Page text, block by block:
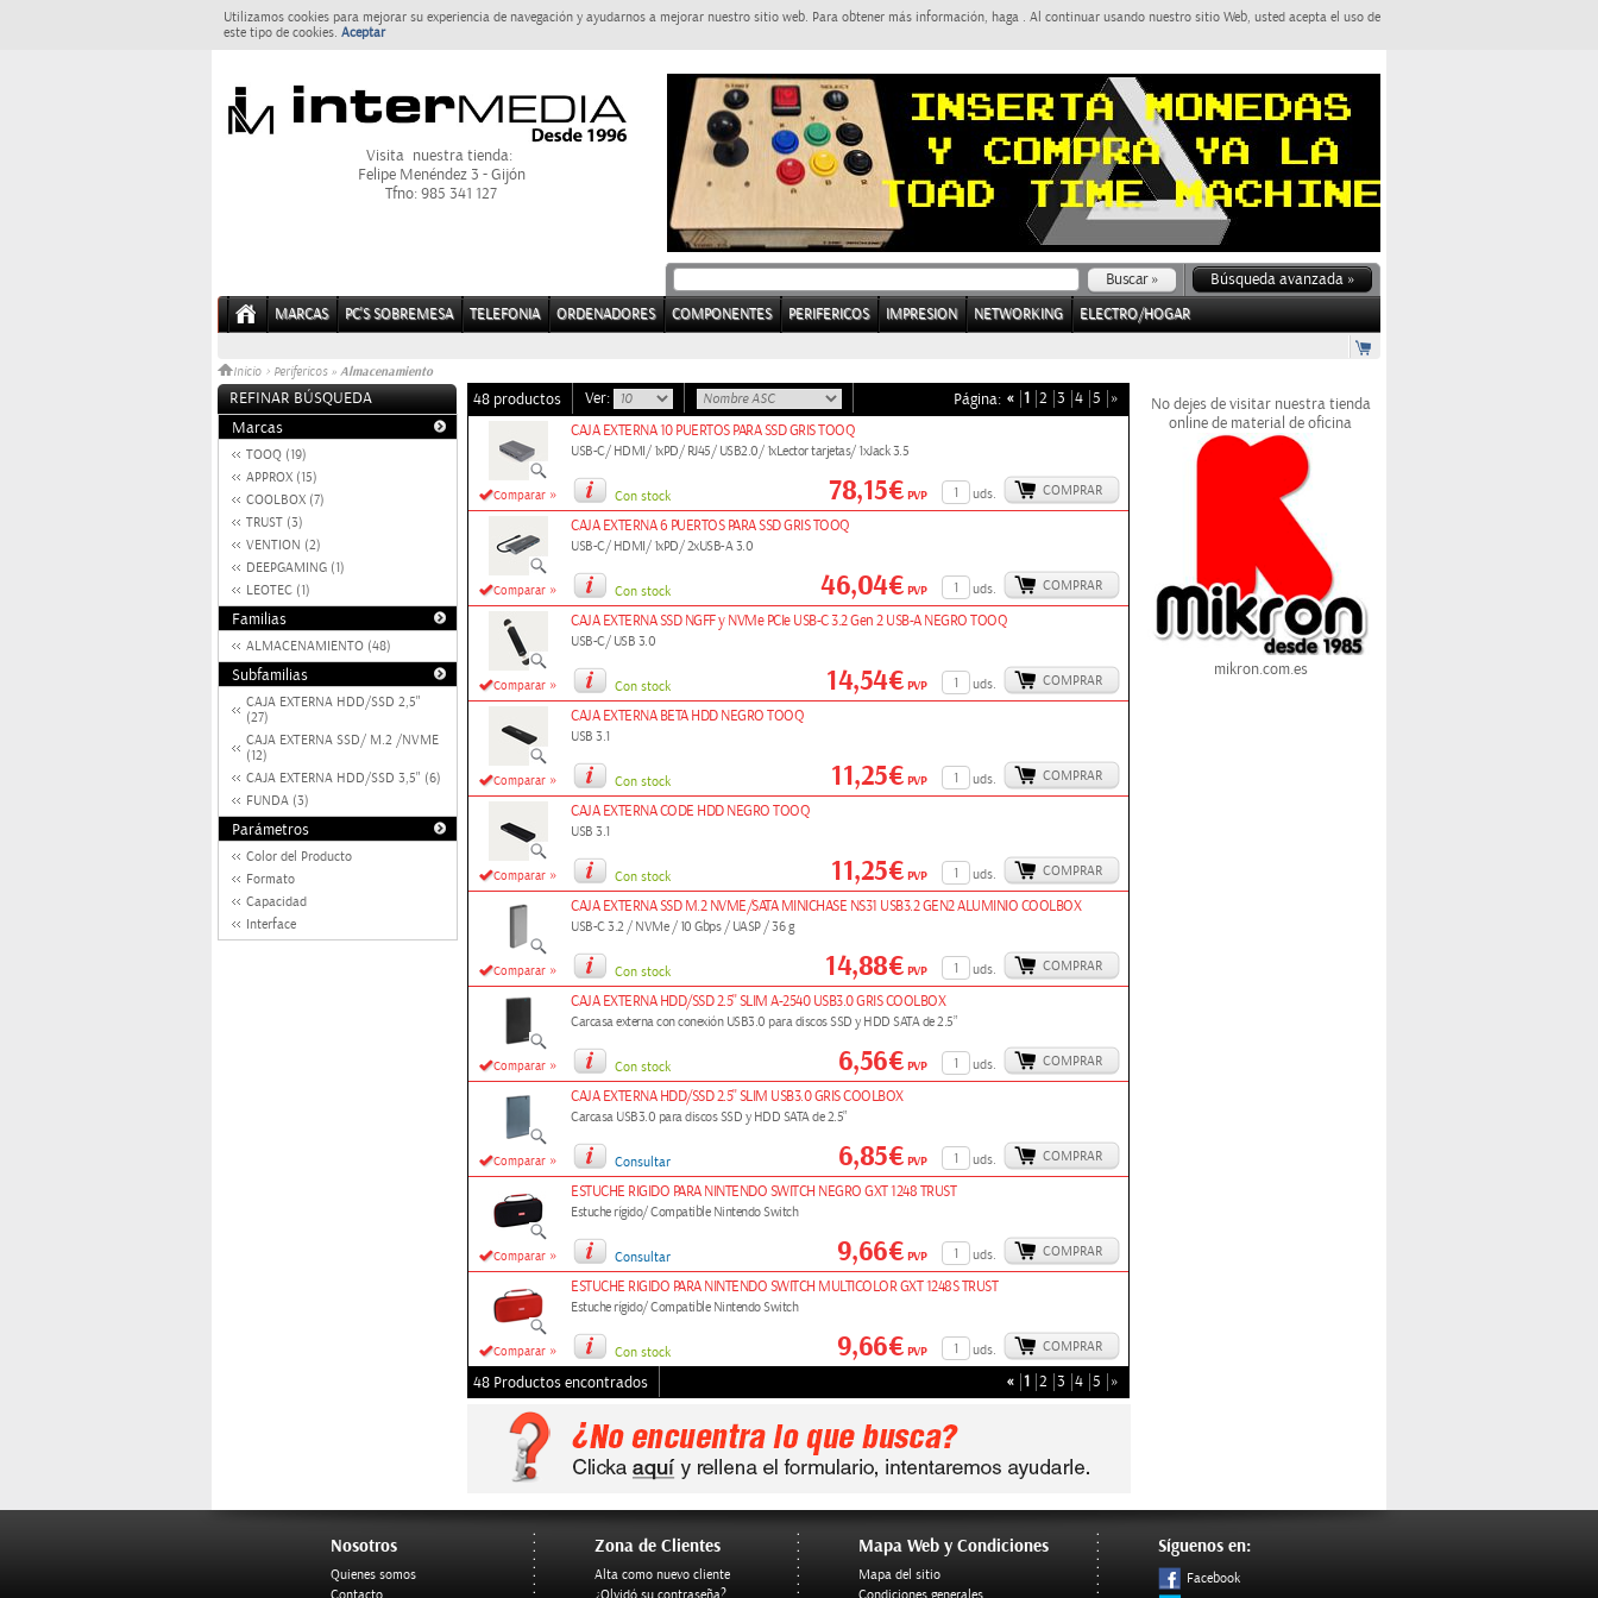
Utilizamos cookies para mejorar su experiencia de navegación y ayudarnos a mejorar nuestro sitio web. Para obtener más información, haga . Al continuar usando nuestro sitio Web, usted acepta el uso de
este tipo de cookies. Aceptar
Visita nuestra tienda:
Felipe Menéndez 3 - Gijón
Tfno: 985 341 127
Búsqueda avanzada »
MARCAS PC'S SOBREMESA TELEFONIA ORDENADORES COMPONENTES PERIFERICOS IMPRESION NETWORKING ELECTRO/HOGAR
Inicio > Perifericos » Almacenamiento
REFINAR BÚSQUEDA
Marcas
TOOQ (19)
APPROX (15)
COOLBOX (7)
TRUST (3)
VENTION (2)
DEEPGAMING (1)
LEOTEC (1)
Familias
ALMACENAMIENTO (48)
Subfamilias
CAJA EXTERNA HDD/SSD 2,5"
(27)
CAJA EXTERNA SSD/ M.2 /NVME
(12)
CAJA EXTERNA HDD/SSD 3,5" (6)
FUNDA (3)
Parámetros
Color del Producto
Formato
Capacidad
Interface
48 productos Ver: Página: « 1 2 3 4 5 »
Comparar »
CAJA EXTERNA 10 PUERTOS PARA SSD GRIS TOOQ
USB-C/ HDMI/ 1xPD/ RJ45/ USB2.0/ 1xLector tarjetas/ 1xJack 3.5
Con stock uds. COMPRAR
78,15€PVP
Comparar »
CAJA EXTERNA 6 PUERTOS PARA SSD GRIS TOOQ
USB-C/ HDMI/ 1xPD/ 2xUSB-A 3.0
Con stock uds. COMPRAR
46,04€PVP
Comparar »
CAJA EXTERNA SSD NGFF y NVMe PCIe USB-C 3.2 Gen 2 USB-A NEGRO TOOQ
USB-C/ USB 3.0
Con stock uds. COMPRAR
14,54€PVP
Comparar »
CAJA EXTERNA BETA HDD NEGRO TOOQ
USB 3.1
Con stock uds. COMPRAR
11,25€PVP
Comparar »
CAJA EXTERNA CODE HDD NEGRO TOOQ
USB 3.1
Con stock uds. COMPRAR
11,25€PVP
Comparar »
CAJA EXTERNA SSD M.2 NVME/SATA MINICHASE NS31 USB3.2 GEN2 ALUMINIO COOLBOX
USB-C 3.2 / NVMe / 10 Gbps / UASP / 36 g
Con stock uds. COMPRAR
14,88€PVP
Comparar »
CAJA EXTERNA HDD/SSD 2.5'' SLIM A-2540 USB3.0 GRIS COOLBOX
Carcasa externa con conexión USB3.0 para discos SSD y HDD SATA de 2.5”
Con stock uds. COMPRAR
6,56€PVP
Comparar »
CAJA EXTERNA HDD/SSD 2.5'' SLIM USB3.0 GRIS COOLBOX
Carcasa USB3.0 para discos SSD y HDD SATA de 2.5”
Consultar uds. COMPRAR
6,85€PVP
Comparar »
ESTUCHE RIGIDO PARA NINTENDO SWITCH NEGRO GXT 1248 TRUST
Estuche rígido/ Compatible Nintendo Switch
Consultar uds. COMPRAR
9,66€PVP
Comparar »
ESTUCHE RIGIDO PARA NINTENDO SWITCH MULTICOLOR GXT 1248S TRUST
Estuche rígido/ Compatible Nintendo Switch
Con stock uds. COMPRAR
9,66€PVP
48 Productos encontrados « 1 2 3 4 5 »
No dejes de visitar nuestra tienda
online de material de oficina
mikron.com.es
Nosotros
Quienes somos
Zona de Clientes
Alta como nuevo cliente
Mapa Web y Condiciones
Mapa del sitio
Síguenos en:
Facebook